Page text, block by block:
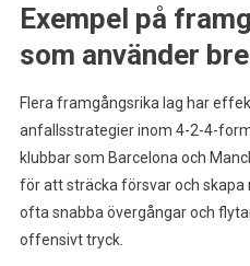
Exempel på
som använder
Flera framgångsrika lag har
anfallsstrategier inom 4-2-4-
klubbar som Barcelona och
för att sträcka försvar och skapa
ofta snabba övergångar och
offensivt tryck.